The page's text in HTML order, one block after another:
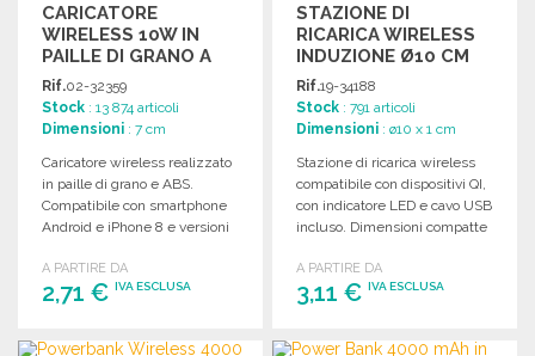
CARICATORE
WIRELESS 10W IN
PAILLE DI GRANO A
PREZZI
ALL'INGROSSO
Rif.02-32359
Stock : 13 874 articoli
Dimensioni : 7 cm
Caricatore wireless realizzato
in paille di grano e ABS.
Compatibile con smartphone
Android e iPhone 8 e versioni
A PARTIRE DA
2,71 € IVA ESCLUSA
ORDINARE
STAZIONE DI
RICARICA WIRELESS
INDUZIONE Ø10 CM
Rif.19-34188
Stock : 791 articoli
Dimensioni : ø10 x 1 cm
Stazione di ricarica wireless
compatibile con dispositivi QI,
con indicatore LED e cavo USB
incluso. Dimensioni compatte
A PARTIRE DA
3,11 €IVA ESCLUSA
ORDINARE